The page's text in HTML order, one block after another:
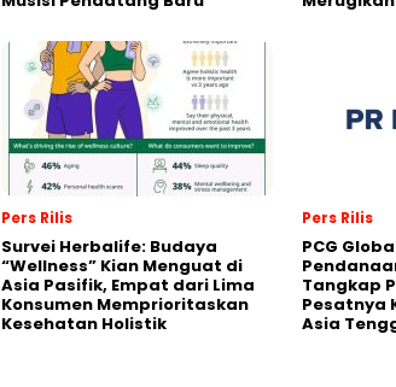
Pers Rilis
Survei Herbalife: Budaya
“Wellness” Kian Menguat di
Asia Pasifik, Empat dari Lima
Konsumen Memprioritaskan
Kesehatan Holistik
Pers Rilis
PCG
Tangkap
Pesatnya
Asia